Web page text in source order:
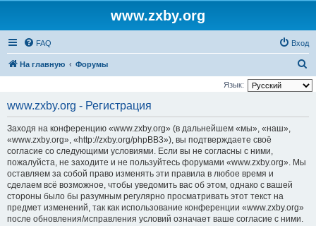
www.zxby.org
FAQ Вход
На главную Форумы
о
Язык:
www.zxby.org - Регистрация
Заходя на конференцию «www.zxby.org» (в дальнейшем «мы», «наш»,
«www.zxby.org», «http://zxby.org/phpBB3»), вы подтверждаете своё
согласие со следующими условиями. Если вы не согласны с ними,
пожалуйста, не заходите и не пользуйтесь форумами «www.zxby.org». Мы
оставляем за собой право изменять эти правила в любое время и
сделаем всё возможное, чтобы уведомить вас об этом, однако с вашей
стороны было бы разумным регулярно просматривать этот текст на
предмет изменений, так как использование конференции «www.zxby.org»
после обновления/исправления условий означает ваше согласие с ними.